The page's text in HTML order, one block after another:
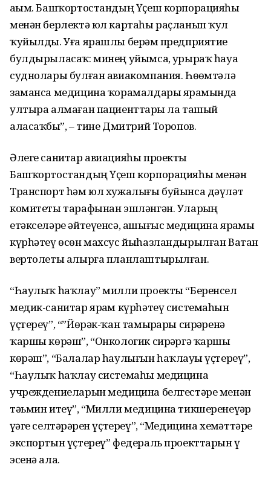
аҙым. Башҡортостандың Үҫеш корпорацияһы
менән берлектә юл картаһы раҫланып ҡул
ҡуйылды. Уға ярашлы берҙәм предприятие
булдырыласаҡ: минең уйымса, ҙурыраҡ һауа
суднолары булған авиакомпания. Һөҙөмтәлә
заманса медицина ҡорамалдары ярҙамында
ултыра алмаған пациенттарҙы ла ташый
аласаҡбыҙ”, – тине Дмитрий Торопов.
Әлеге санитар авиацияһы проекты
Башҡортостандың Үҫеш корпорацияһы менән
Транспорт һәм юл хужалығы буйынса дәүләт
комитеты тарафынан эшләнгән. Уларҙың
етәкселәре әйтеүенсә, ашығыс медицина ярҙамы
күрһәтеү өсөн махсус йыһазландырылған Ватан
вертолеты алырға планлаштырылған.
“Һаулыҡ һаҡлау” милли проекты “Беренсел
медик-санитар ярҙам күрһәтеү системаһын
үҫтереү”, “”Йөрәк-ҡан тамырҙары сирҙәренә
ҡаршы көрәш”, “Онкологик сирҙәргә ҡаршы
көрәш”, “Балалар һаулығын һаҡлауҙы үҫтереү”,
“Һаулыҡ һаҡлау системаһы медицина
учреждениеларын медицина белгестәре менән
тәьмин итеү”, “Милли медицина тикшеренеүҙәр
үҙәге селтәрҙәрен үҫтереү”, “Медицина хеҙмәттәре
экспортын үҫтереү” федераль проекттарын үҙ
эсенә ала.